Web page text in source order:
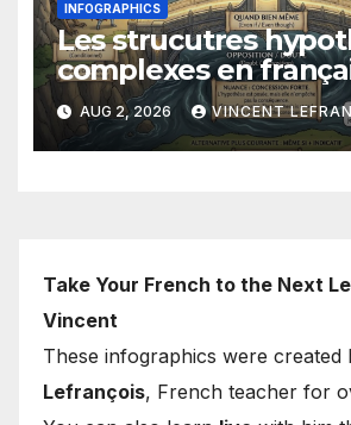
INFOGRAPHICS
Les strucutres
complexes en
AUG 2, 2026 VINCENT
Take Your French to the Next
Vincent
These infographics were created
Lefrançois, French teacher for